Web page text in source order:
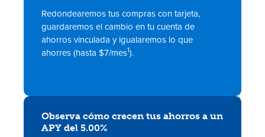
Redondearemos tus compras con tarjeta,
guardaremos el cambio en tu cuenta de
ahorros vinculada y igualaremos lo que
ahorres (hasta $7/mes1).
Observa cómo crecen tus ahorros a un
APY del 5.00%